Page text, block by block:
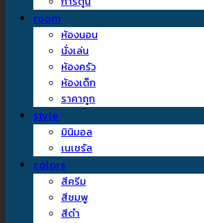
room
ห้องนอน
นั่งเล่น
ห้องครัว
ห้องเด็ก
ราคาถูก
style
มินิมอล
เนเชรัล
colors
สีครีม
สีชมพู
สีดำ